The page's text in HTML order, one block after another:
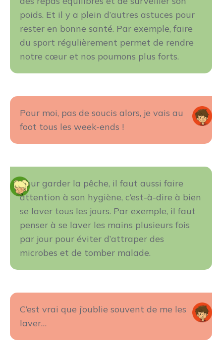
poids. Et il y a plein d’autres astuces pour
rester en bonne santé. Par exemple, faire
du sport régulièrement permet de rendre
notre cœur et nos poumons plus forts.
Pour moi, pas de soucis alors, je vais au
foot tous les week-ends !
Pour garder la pêche, il faut aussi faire
attention à son hygiène, c’est-à-dire à bien
se laver tous les jours. Par exemple, il faut
penser à se laver les mains plusieurs fois
par jour pour éviter d’attraper des
microbes et de tomber malade.
C’est vrai que j’oublie souvent de me les
laver…